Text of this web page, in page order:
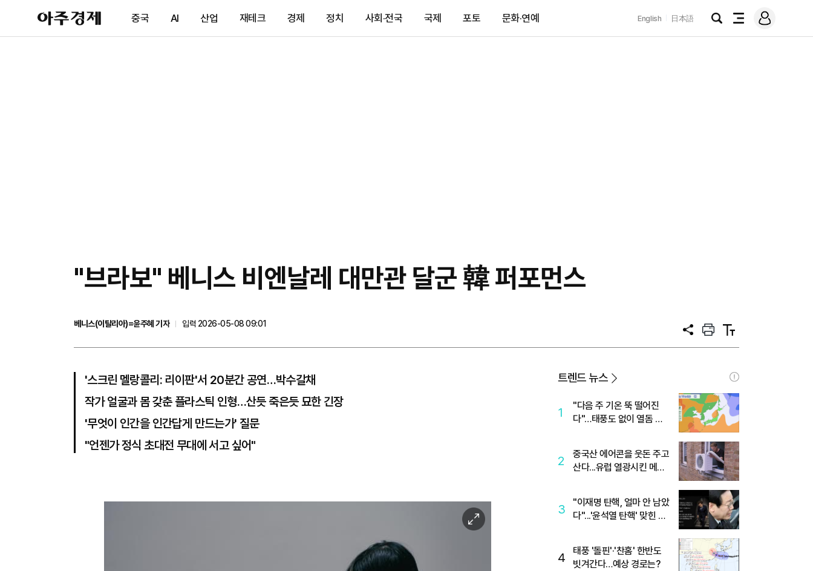
아
주
제
중국 AI 산업 재테크 경제 정치 사회·전국 국제 포토 문화·연예 English 日本語
검
전
메
그
"브라보" 베니스 비엔날레 대만관 달군 韓 퍼포먼스
베니스(이탈리아)=윤주혜 기자
입력 2026-05-08 09:01
공
프
트
텍
트
'스크린 멜랑콜리: 리이판'서 20분간 공연…박수갈채
작가 얼굴과 몸 갖춘 플라스틱 인형…산듯 죽은듯 묘한 긴장
'무엇이 인간을 인간답게 만드는가' 질문
"언젠가 정식 초대전 무대에 서고 싶어"
이
미
트렌드 뉴스
1
"다음 주 기온 뚝 떨어진
다"…태풍도 없이 열돔 박
2
중국산 에어콘을 웃돈 주고
산다...유럽 열광시킨 메이
3
"이재명 탄핵, 얼마 안 남았
다"...'윤석열 탄핵' 맞힌 무
4
태풍 '돌핀'·'찬홈' 한반도
빗겨간다…예상 경로는?